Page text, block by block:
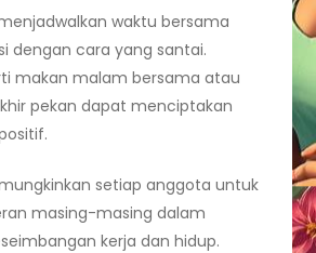
waktu bersama
dengan cara yang santai.
makan malam bersama atau
pekan dapat menciptakan
setiap anggota untuk
masing-masing dalam
kerja dan hidup.